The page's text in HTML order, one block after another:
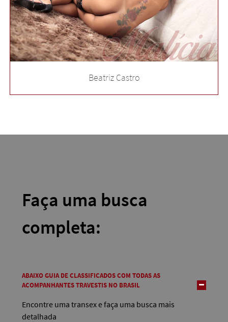
Beatriz Castro
Faça uma busca
completa:
ABAIXO GUIA DE CLASSIFICADOS COM TODAS AS
ACOMPANHANTES TRAVESTIS NO BRASIL
Encontre uma transex e faça uma busca mais
detalhada